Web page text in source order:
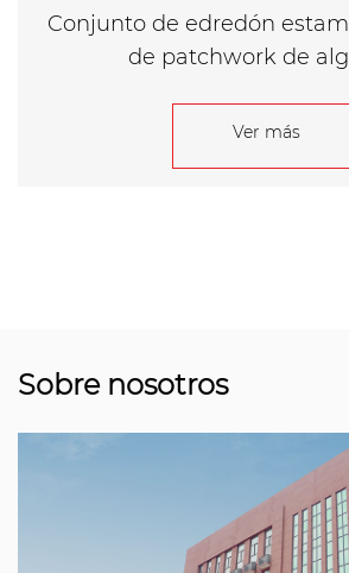
Conjunto de edredón
de patchwork de
Ver más
Sobre nosotros